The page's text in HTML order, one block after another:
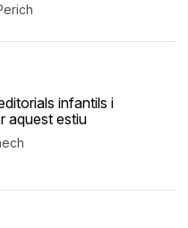
infantils i
aquest estiu